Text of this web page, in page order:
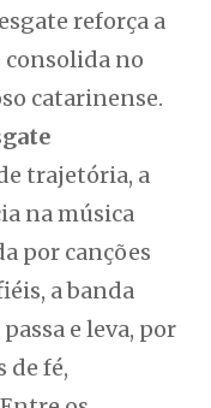
reforça a
consolida no
catarinense.
trajetória, a
na música
por canções
a banda
e leva, por
de fé,